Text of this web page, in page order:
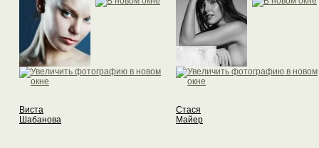
Виста
Шабанова
Стася
Майер